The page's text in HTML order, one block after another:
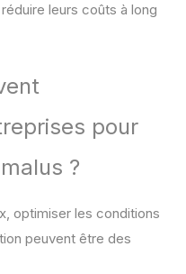
leurs coûts à long
pour
?
optimiser les conditions
peuvent être des